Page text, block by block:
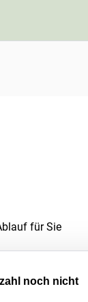
für Sie
noch nicht